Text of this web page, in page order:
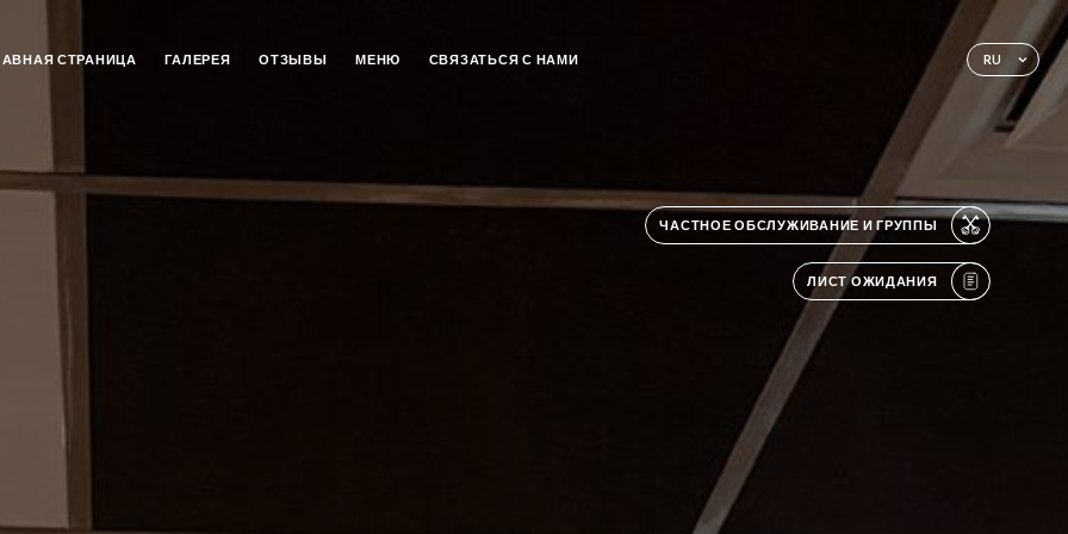
RU
СТРАНИЦА ГАЛЕРЕЯ ОТЗЫВЫ МЕНЮ СВЯЗАТЬСЯ С НАМИ
ЧАСТНОЕ ОБСЛУЖИВАНИЕ И ГРУППЫ
ЛИСТ ОЖИДАНИЯ